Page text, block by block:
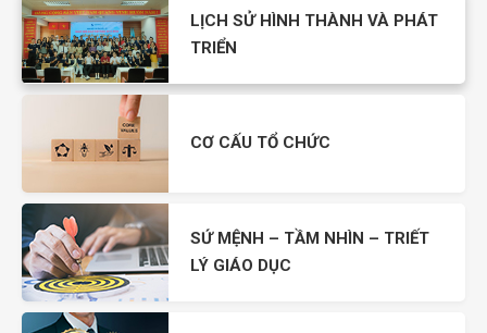
LỊCH SỬ HÌNH THÀNH VÀ PHÁT
TRIỂN
CƠ CẤU TỔ CHỨC
SỨ MỆNH – TẦM NHÌN – TRIẾT
LÝ GIÁO DỤC